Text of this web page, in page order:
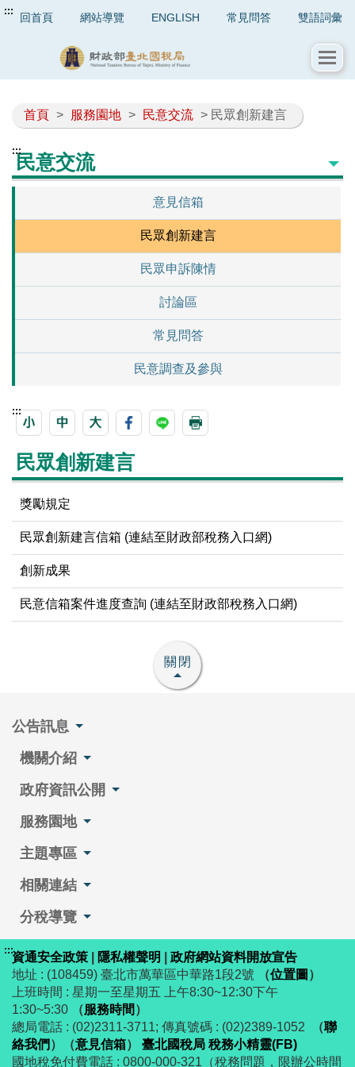
::: 回首頁 網站導覽 ENGLISH 常見問答 雙語詞彙
首頁 > 服務園地 > 民意交流 > 民眾創新建言
:::民意交流
意見信箱
民眾創新建言
民眾申訴陳情
討論區
常見問答
民意調查及參與
:::
民眾創新建言
獎勵規定
民眾創新建言信箱 (連結至財政部稅務入口網)
創新成果
民意信箱案件進度查詢 (連結至財政部稅務入口網)
關閉
公告訊息
機關介紹
政府資訊公開
服務園地
主題專區
相關連結
分稅導覽
:::資通安全政策 隱私權聲明
政府網站資料開放宣告
地址 : (108459) 臺北市萬華區中華路1段2號
（位置圖 ）
上班時間 : 星期一至星期五 上午8:30~12:30下午
1:30~5:30
（服務時間 ）
總局電話 : (02)2311-3711; 傳真號碼 : (02)2389-1052
（聯
絡我們 ） （意見信箱）
臺北國稅局 稅務小精靈(FB)
國地稅免付費電話 : 0800-000-321（稅務問題，限辦公時間